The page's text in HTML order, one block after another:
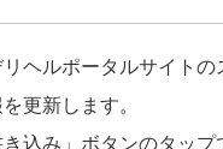
ヘルポータルサイトの
更新します。
込み」ボタンのタップ